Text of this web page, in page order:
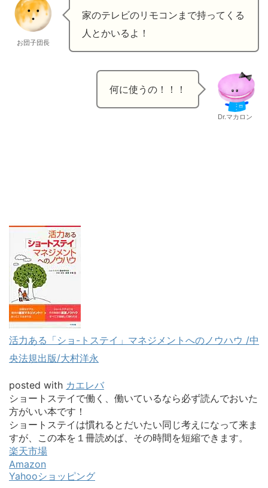
お団子団長
家のテレビのリモコンまで持ってくる
人とかいるよ！
何に使うの！！！
Dr.マカロン
活力ある「ショ-トステイ」マネジメントへのノウハウ /中
央法規出版/大村洋永
posted with カエレバ
ショートステイで働く、働いているなら必ず読んでおいた
方がいい本です！
ショートステイは慣れるとだいたい同じ考えになって来ま
すが、この本を１冊読めば、その時間を短縮できます。
楽天市場
Amazon
Yahooショッピング